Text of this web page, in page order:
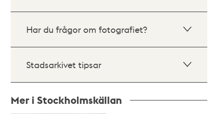
Har du frågor om fotografiet?
Stadsarkivet tipsar
Mer i Stockholmskällan